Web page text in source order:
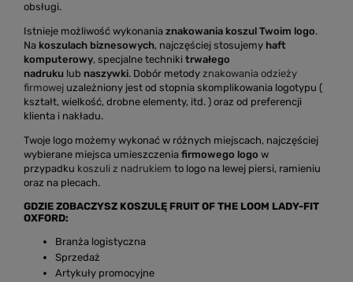
obsługi.
Istnieje możliwość wykonania znakowania koszul Twoim logo.
Na koszulach biznesowych, najczęściej stosujemy haft
komputerowy, specjalne techniki trwałego
nadruku lub naszywki. Dobór metody znakowania odzieży
firmowej uzależniony jest od stopnia skomplikowania logotypu (
kształt, wielkość, drobne elementy, itd. ) oraz od preferencji
klienta i nakładu.
Twoje logo możemy wykonać w różnych miejscach, najczęściej
wybierane miejsca umieszczenia firmowego logo w
przypadku koszuli z nadrukiem to logo na lewej piersi, ramieniu
oraz na plecach.
GDZIE ZOBACZYSZ KOSZULĘ FRUIT OF THE LOOM LADY-FIT
OXFORD:
Branża logistyczna
Sprzedaż
Artykuły promocyjne